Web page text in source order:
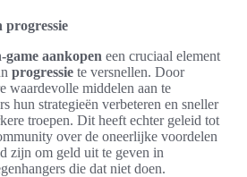
progressie
game aankopen een cruciaal element
progressie te versnellen. Door
waardevolle middelen aan te
hun strategieën verbeteren en sneller
troepen. Dit heeft echter geleid tot
over de oneerlijke voordelen
zijn om geld uit te geven in
die dat niet doen.